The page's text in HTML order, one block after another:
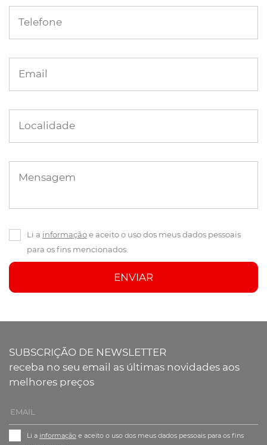
Telefone
Email
Localidade
Mensagem
Li a informaçãoe aceito o uso dos meus dados pessoais
para os fins mencionados.
ENVIAR
SUBSCRIÇÃO DE NEWSLETTER
receba no seu email as últimas novidades aos
melhores preços
Li a informação e aceito o uso dos meus dados pessoais para os fins